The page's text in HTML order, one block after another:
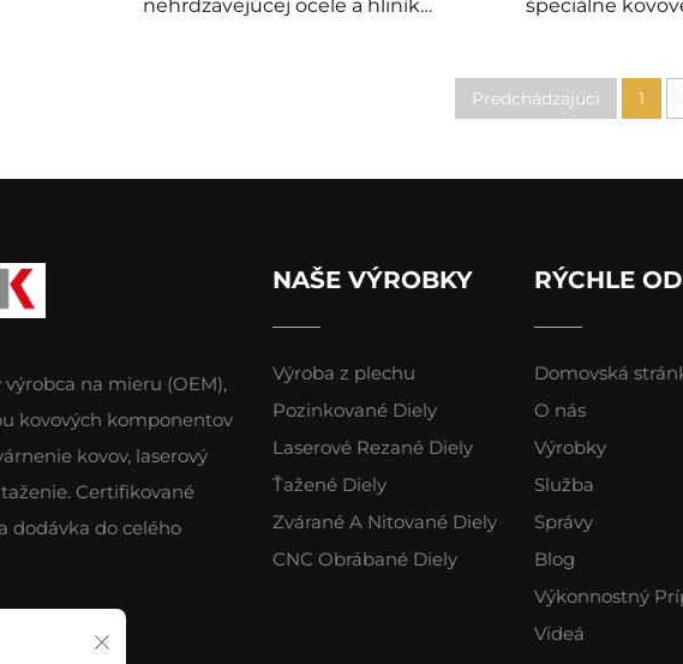
nehrdzavejúcej ocele a hliníka,
špeciálne
Predchádzajúci 1
na mieru (OEM),
kovových komponentov
kovov, laserový
Certifikované
dodávka do celého
NAŠE VÝROBKY
Výroba z plechu
Pozinkované Diely
Laserové Rezané Diely
Ťažené Diely
Zvárané A Nitované Diely
CNC Obrábané Diely
RÝCHLE
Domovská
O nás
Výrobky
Služba
Správy
Blog
Výkonnostný
Videá